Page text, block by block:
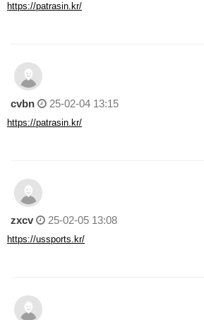
https://patrasin.kr/
cvbn 25-02-04 13:15
https://patrasin.kr/
zxcv 25-02-05 13:08
https://ussports.kr/